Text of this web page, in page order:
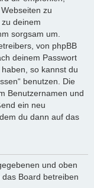
zu
deinem
sorgsam um.
von phpBB
deinem Passwort
so kannst du
benutzen. Die
Benutzernamen und
ein neu
du dann auf das
und oben
Board betreiben